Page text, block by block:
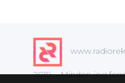
2019. - Minden jog